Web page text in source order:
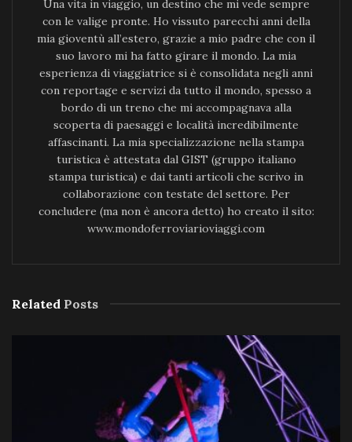
Una vita in viaggio, un destino che mi vede sempre
con le valige pronte. Ho vissuto parecchi anni della
mia gioventù all’estero, grazie a mio padre che con il
suo lavoro mi ha fatto girare il mondo. La mia
esperienza di viaggiatrice si è consolidata negli anni
con reportage e servizi da tutto il mondo, spesso a
bordo di un treno che mi accompagnava alla
scoperta di paesaggi e località incredibilmente
affascinanti. La mia specializzazione nella stampa
turistica è attestata dal GIST (gruppo italiano
stampa turistica) e dai tanti articoli che scrivo in
collaborazione con testate del settore. Per
concludere (ma non è ancora detto) ho creato il sito:
www.mondoferroviarioviaggi.com
Related Posts